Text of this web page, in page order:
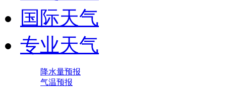
国际天气
专业天气
降水量预报
气温预报